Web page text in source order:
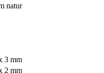
natur
3 mm
2 mm